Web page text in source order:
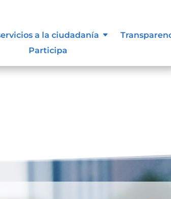
a la ciudadanía
Participa
exigidos por los entes
internos.